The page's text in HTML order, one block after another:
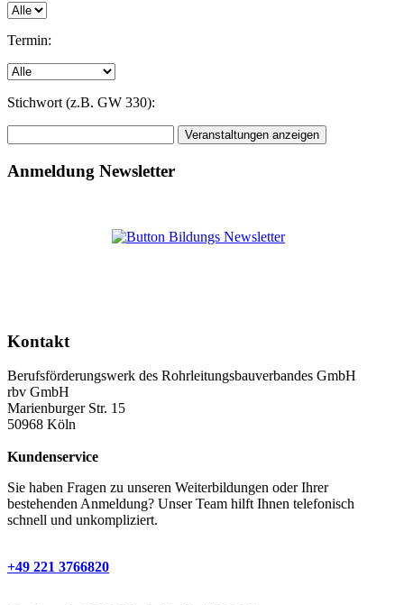
Termin:
Stichwort (z.B. GW 330):
Anmeldung Newsletter
Kontakt
Berufsförderungswerk des Rohrleitungsbauverbandes GmbH
rbv GmbH
Marienburger Str. 15
50968 Köln
Kundenservice
Sie haben Fragen zu unseren Weiterbildungen oder Ihrer
bestehenden Anmeldung? Unser Team hilft Ihnen telefonisch
schnell und unkompliziert.
+49 221 3766820